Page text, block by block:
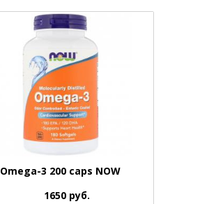
Omega-3 200 caps NOW
1650 руб.